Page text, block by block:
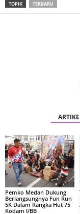
TOPIK TERBARU
Pemko Medan Dukung
Berlangsungnya Fun Run
5K Dalam Rangka Hut 75
Kodam I/BB